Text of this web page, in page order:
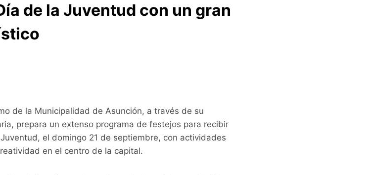
de la Juventud con un gran
de la Municipalidad de Asunción, a través de su
prepara un extenso programa de festejos para recibir
el domingo 21 de septiembre, con actividades
en el centro de la capital.